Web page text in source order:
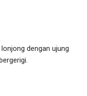
dengan ujung